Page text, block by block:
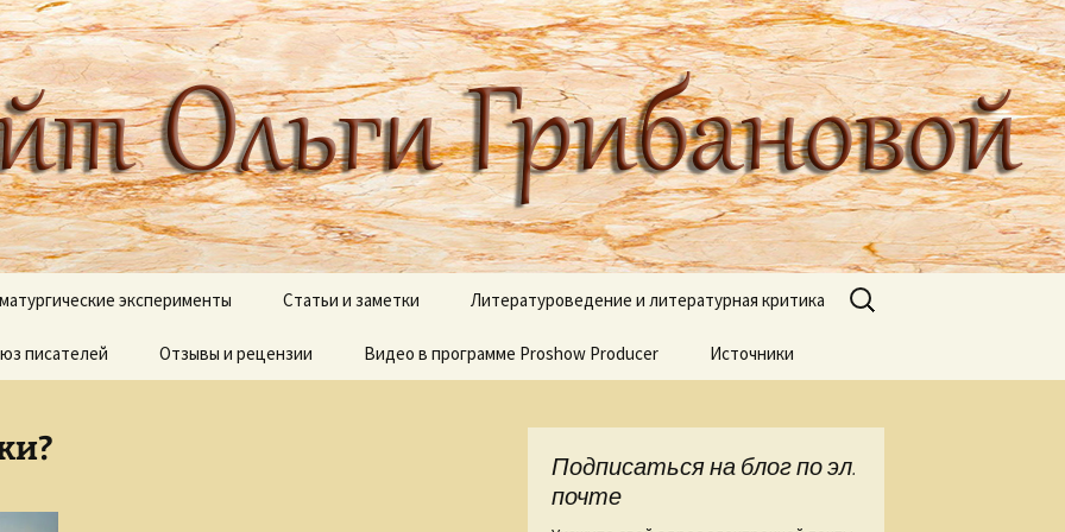
Грибановой
поэта, публициста, литературоведа Ольги Грибановой
сны
эксперименты Статьи и заметки
Блестящий XVIII век
Литературоведение и литературная критика
В дебрях книжных
О моих книгах
Псалмы Веры Горт
писателей Отзывы и рецензии Видео в программе Proshow Producer Источники
Найти:
Подписаться на блог по эл.
почте